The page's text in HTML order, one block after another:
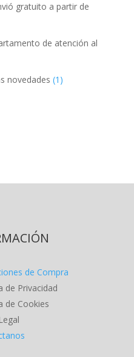
gratuito a partir de
de atención al
novedades(1)
de Compra
de Privacidad
de Cookies